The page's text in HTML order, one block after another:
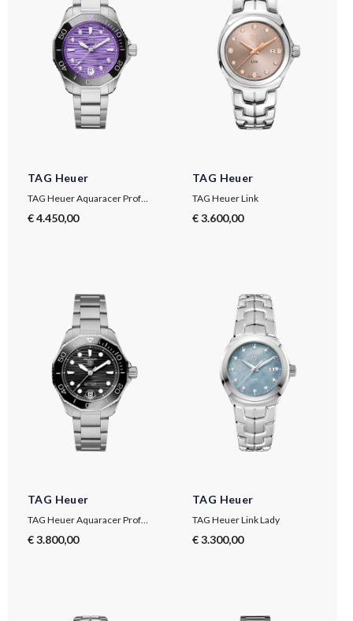
TAG Heuer
€ 4.450,00
TAG Heuer
TAG Heuer Link
€ 3.600,00
TAG Heuer
€ 3.800,00
TAG Heuer
TAG Heuer Link Lady
€ 3.300,00